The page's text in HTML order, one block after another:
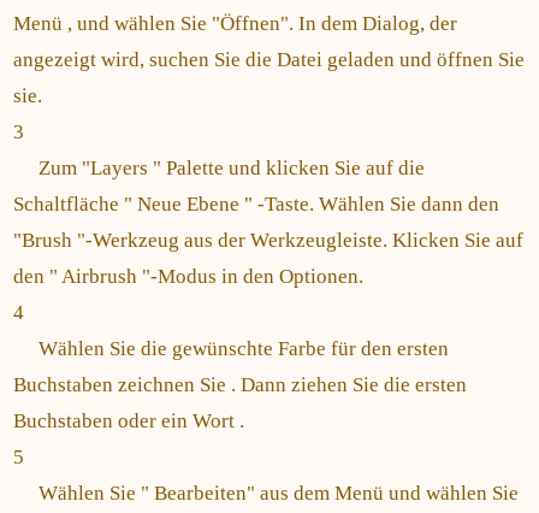
Menü , und wählen Sie "Öffnen". In dem Dialog, der
angezeigt wird, suchen Sie die Datei geladen und öffnen Sie
sie.
3
Zum "Layers " Palette und klicken Sie auf die
Schaltfläche " Neue Ebene " -Taste. Wählen Sie dann den
"Brush "-Werkzeug aus der Werkzeugleiste. Klicken Sie auf
den " Airbrush "-Modus in den Optionen.
4
Wählen Sie die gewünschte Farbe für den ersten
Buchstaben zeichnen Sie . Dann ziehen Sie die ersten
Buchstaben oder ein Wort .
5
Wählen Sie " Bearbeiten" aus dem Menü und wählen Sie